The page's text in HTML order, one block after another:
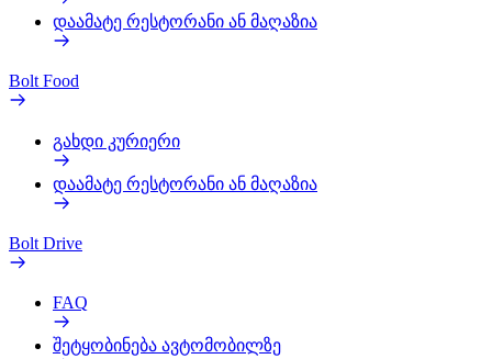
დაამატე რესტორანი ან მაღაზია
Bolt Food
გახდი კურიერი
დაამატე რესტორანი ან მაღაზია
Bolt Drive
FAQ
შეტყობინება ავტომობილზე